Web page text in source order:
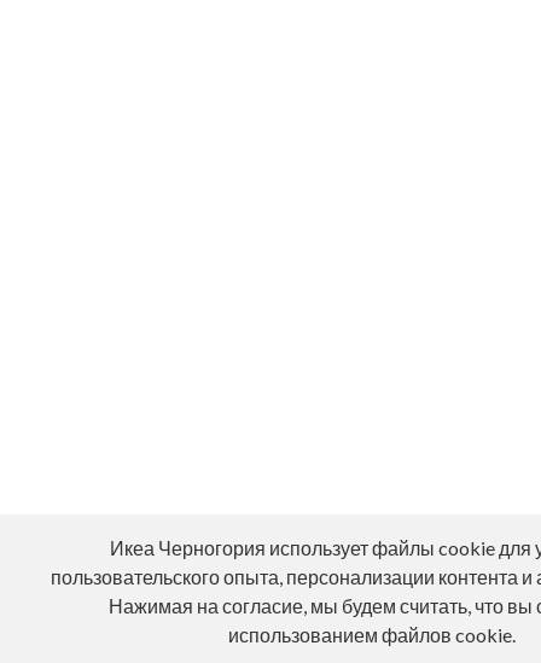
Икеа Черногория использует файлы cookie для
пользовательского опыта, персонализации контента
Нажимая на согласие, мы будем считать, что вы
использованием файлов cookie.